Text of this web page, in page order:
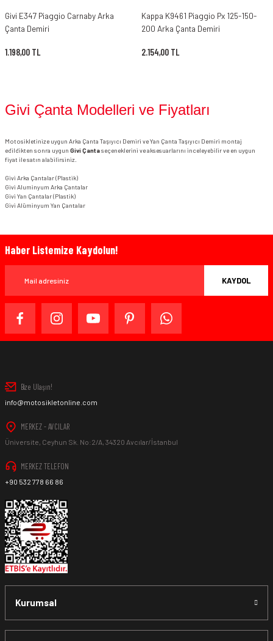
Givi E347 Piaggio Carnaby Arka
Çanta Demiri
1.198,00 TL
Kappa K9461 Piaggio Px 125-150-
200 Arka Çanta Demiri
2.154,00 TL
Givi Çanta Modelleri ve Fiyatları
Motosikletinize uygun Arka Çanta Taşıyıcı Demiri ve Yan Çanta Taşıyıcı Demiri montaj
edildikten sonra uygun Givi Çantaseçeneklerini ve aksesuarlarını inceleyebilir ve en uygun
fiyat ile satın alabilirsiniz.
Givi Arka Çantalar(Plastik)
Givi Aluminyum Arka Çantalar
Givi Yan Çantalar(Plastik)
Givi Alüminyum Yan Çantalar
Haber Listemize Kaydolun!
KAYDOL
Bize Ulaşın!
info@motosikletonline.com
MERKEZ - AVCILAR
Üniversite, Ceyhun Sk. No:2/A, 34320 Avcılar/İstanbul
MERKEZ TELEFON
+90 532 778 66 86
Kurumsal